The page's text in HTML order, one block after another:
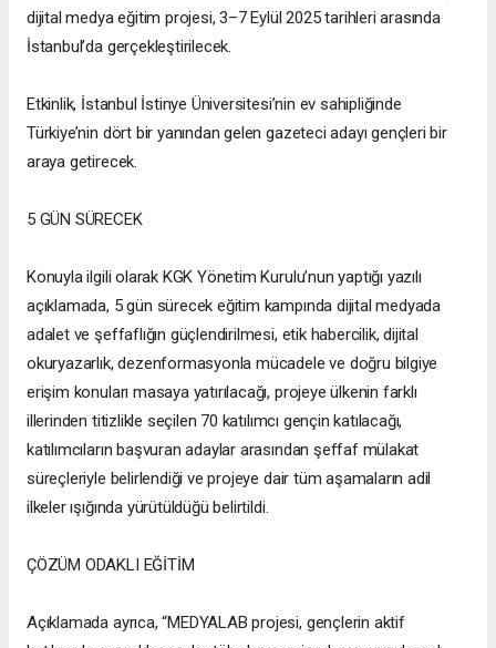
dijital medya eğitim projesi, 3–7 Eylül 2025 tarihleri arasında
İstanbul’da gerçekleştirilecek.
Etkinlik, İstanbul İstinye Üniversitesi’nin ev sahipliğinde
Türkiye’nin dört bir yanından gelen gazeteci adayı gençleri bir
araya getirecek.
5 GÜN SÜRECEK
Konuyla ilgili olarak KGK Yönetim Kurulu’nun yaptığı yazılı
açıklamada, 5 gün sürecek eğitim kampında dijital medyada
adalet ve şeffaflığın güçlendirilmesi, etik habercilik, dijital
okuryazarlık, dezenformasyonla mücadele ve doğru bilgiye
erişim konuları masaya yatırılacağı, projeye ülkenin farklı
illerinden titizlikle seçilen 70 katılımcı gençin katılacağı,
katılımcıların başvuran adaylar arasından şeffaf mülakat
süreçleriyle belirlendiği ve projeye dair tüm aşamaların adil
ilkeler ışığında yürütüldüğü belirtildi.
ÇÖZÜM ODAKLI EĞİTİM
Açıklamada ayrıca, “MEDYALAB projesi, gençlerin aktif